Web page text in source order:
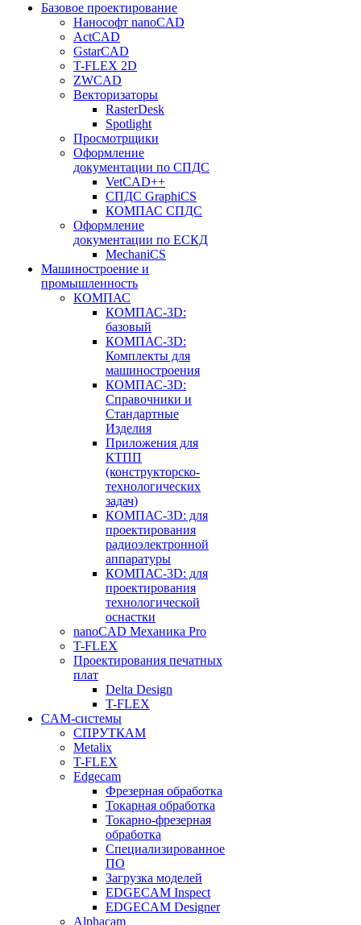
Базовое проектирование
Нанософт nanoCAD
ActCAD
GstarCAD
T-FLEX 2D
ZWCAD
Векторизаторы
RasterDesk
Spotlight
Просмотрщики
Оформление
документации по СПДС
VetCAD++
СПДС GraphiCS
КОМПАС СПДС
Оформление
документации по ЕСКД
MechaniCS
Машиностроение и
промышленность
КОМПАС
КОМПАС-3D:
базовый
КОМПАС-3D:
Комплекты для
машиностроения
КОМПАС-3D:
Справочники и
Стандартные
Изделия
Приложения для
КТПП
(конструкторско-
технологических
задач)
КОМПАС-3D: для
проектирования
радиоэлектронной
аппаратуры
КОМПАС-3D: для
проектирования
технологической
оснастки
nanoCAD Механика Pro
T-FLEX
Проектирования печатных
плат
Delta Design
T-FLEX
CAM-системы
СПРУТКAM
Metalix
T-FLEX
Edgecam
Фрезерная обработка
Токарная обработка
Токарно-фрезерная
обработка
Специализированное
ПО
Загрузка моделей
EDGECAM Inspect
EDGECAM Designer
Alphacam